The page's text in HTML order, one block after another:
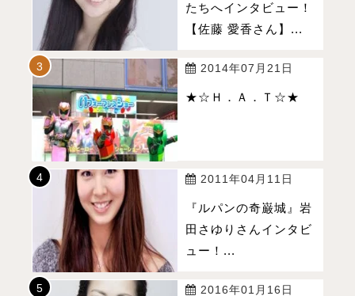
たちへインタビュー！
【佐藤 愛香さん】...
2014年07月21日
★☆Ｈ．Ａ．Ｔ☆★
2011年04月11日
『ルパンの奇巌城』岩
田さゆりさんインタビ
ュー！...
2016年01月16日